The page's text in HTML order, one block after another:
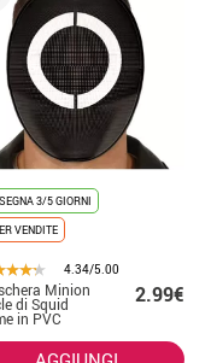
3/5 GIORNI
VENDITE
4.34/5.00
Minion
di Squid
in PVC
2.99€